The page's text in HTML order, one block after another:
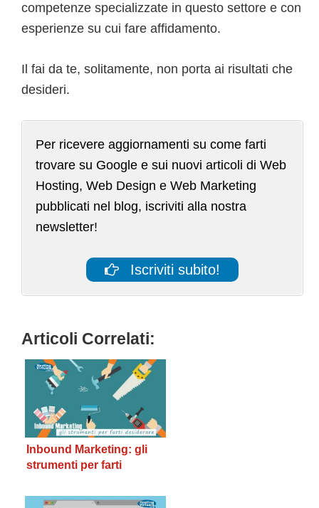
competenze specializzate in questo settore e con
esperienze su cui fare affidamento.
Il fai da te, solitamente, non porta ai risultati che
desideri.
Per ricevere aggiornamenti su come farti
trovare su Google e sui nuovi articoli di Web
Hosting, Web Design e Web Marketing
pubblicati nel blog, iscriviti alla nostra
newsletter!
Iscriviti subito!
Articoli Correlati:
Inbound Marketing: gli
strumenti per farti